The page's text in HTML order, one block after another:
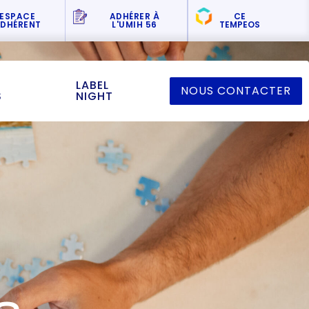
ESPACE ADHÉRER À
L'UMIH 56
CE
TEMPEOS
LABEL
NIGHT NOUS CONTACTER